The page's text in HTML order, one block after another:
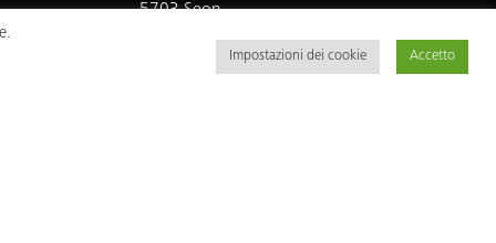
5703 Seon
Impostazioni dei cookie Accetto